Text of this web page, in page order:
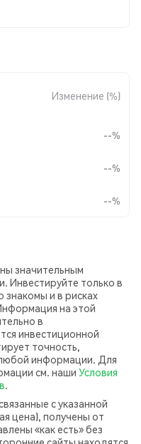
Изменение (%)
--%
--%
--%
значительным
Инвестируйте только в
и в рисках
на этой
в
инвестиционной
точность,
информации. Для
см. наши Условия
.
с указанной
цена), получены от
«как есть» без